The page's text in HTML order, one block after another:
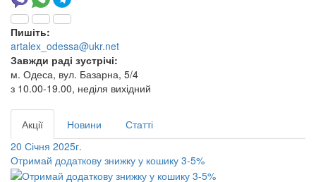
Пишіть:
artalex_odessa@ukr.net
Завжди раді зустрічі:
м. Одеса, вул. Базарна, 5/4
з 10.00-19.00, неділя вихідний
Акції Новини
Статті
20 Січня 2025г.
Отримай додаткову знижку у кошику 3-5%